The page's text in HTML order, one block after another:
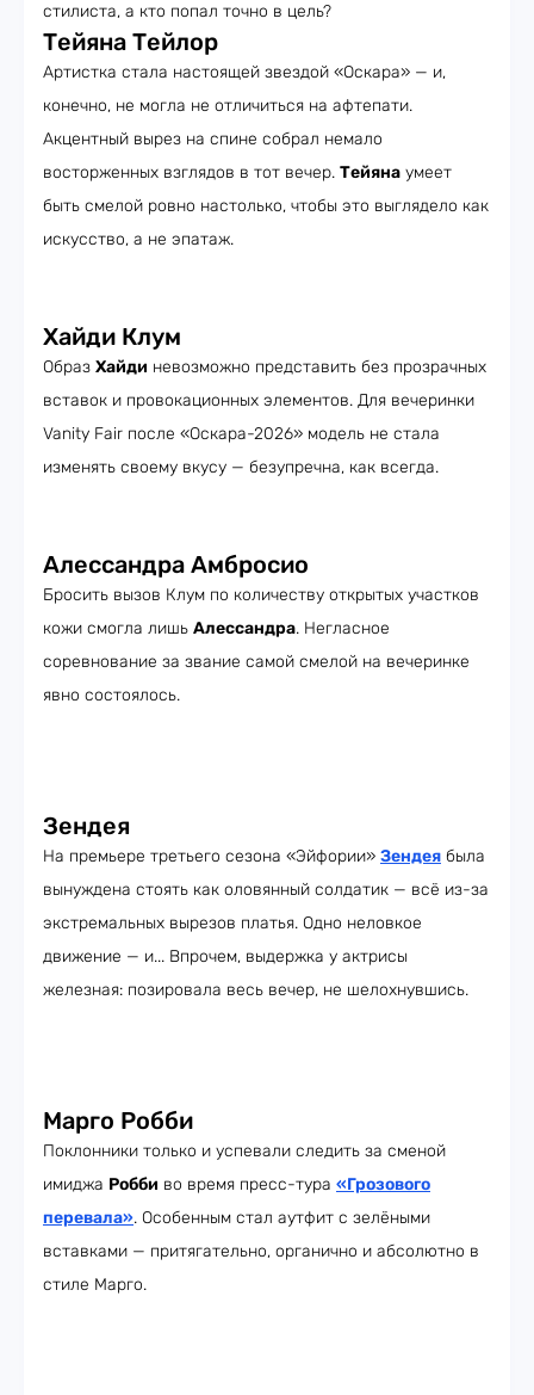
стилиста, а кто попал точно в цель?
Тейяна Тейлор
Артистка стала настоящей звездой «Оскара» — и,
конечно, не могла не отличиться на афтепати.
Акцентный вырез на спине собрал немало
восторженных взглядов в тот вечер. Тейяна умеет
быть смелой ровно настолько, чтобы это выглядело как
искусство, а не эпатаж.
Хайди Клум
Образ Хайди невозможно представить без прозрачных
вставок и провокационных элементов. Для вечеринки
Vanity Fair после «Оскара-2026» модель не стала
изменять своему вкусу — безупречна, как всегда.
Алессандра Амбросио
Бросить вызов Клум по количеству открытых участков
кожи смогла лишь Алессандра. Негласное
соревнование за звание самой смелой на вечеринке
явно состоялось.
Зендея
На премьере третьего сезона «Эйфории» Зендея была
вынуждена стоять как оловянный солдатик — всё из-за
экстремальных вырезов платья. Одно неловкое
движение — и... Впрочем, выдержка у актрисы
железная: позировала весь вечер, не шелохнувшись.
Марго Робби
Поклонники только и успевали следить за сменой
имиджа Робби во время пресс-тура «Грозового
перевала». Особенным стал аутфит с зелёными
вставками — притягательно, органично и абсолютно в
стиле Марго.